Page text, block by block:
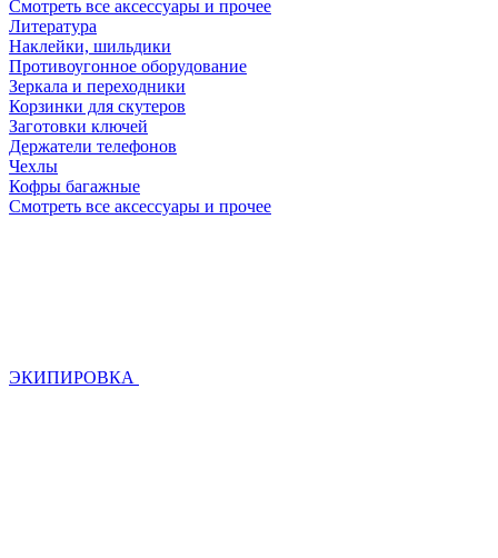
Смотреть все аксессуары и прочее
Литература
Наклейки, шильдики
Противоугонное оборудование
Зеркала и переходники
Корзинки для скутеров
Заготовки ключей
Держатели телефонов
Чехлы
Кофры багажные
Смотреть все аксессуары и прочее
ЭКИПИРОВКА